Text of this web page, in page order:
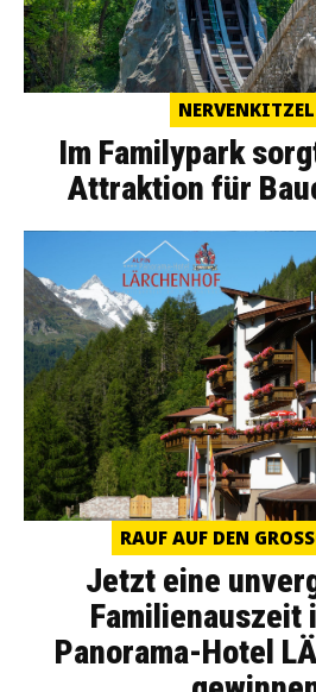
Im Familypark
Attraktion für
RAUF AUF DEN
Jetzt eine
Familienauszeit
Panorama-Hotel